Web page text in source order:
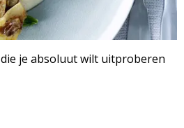
je absoluut wilt uitproberen